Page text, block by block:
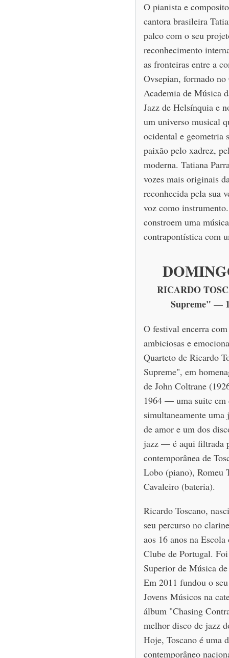
O pianista e
cantora brasileira
palco com o seu
reconhecimento
as fronteiras entre a
Ovsepian, formado
Academia de Música
Jazz de Helsínquia e
um universo musical
ocidental e
paixão pelo xadrez,
moderna. Tatiana
vozes mais originais
reconhecida pela sua
voz como
constroem uma
contrapontística com
RICARDO
Supreme" —
O festival encerra
ambiciosas e
Quarteto de Ricardo
Supreme", em
de John Coltrane
1964 — uma suite em
simultaneamente
de amor e um dos
jazz — é aqui filtrada
contemporânea de
Lobo (piano), Romeu
Cavaleiro (bateria).
Ricardo Toscano,
seu percurso no
aos 16 anos na
Clube de Portugal.
Superior de Música
Em 2011 fundou o
Jovens Músicos na
álbum "Chasing
melhor disco de jazz
Hoje, Toscano é uma
contemporâneo